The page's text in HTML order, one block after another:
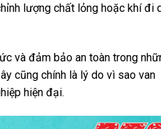
lượng chất lỏng hoặc khí đi
và đảm bảo an toàn trong
cũng chính là lý do vì sao van
hiện đại.